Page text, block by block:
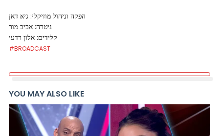
הפקה וניהול מוזיקלי: גיא דאן
גיטרה: אביב מור
קלידים: אלון רדעי
#BROADCAST
YOU MAY ALSO LIKE